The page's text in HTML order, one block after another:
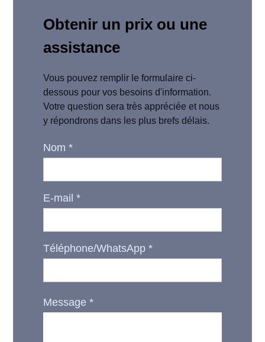
Obtenir un prix ou une
assistance
Vous pouvez remplir le formulaire ci-
dessous pour vos besoins d'information.
Votre question sera très appréciée et nous
y répondrons dans les plus brefs délais.
Nom*
E-mail*
Téléphone/WhatsApp*
Message*